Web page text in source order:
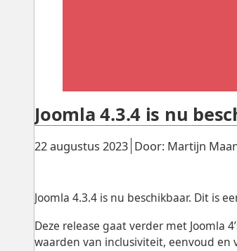
Gepubliceerd:
22 augustus 2023. Door: Martijn
Joomla 4.3.4 is nu
Joomla 4.3.4 is nu beschikbaar. Dit is
Deze release gaat verder met Joomla
waarden van inclusiviteit, eenvoud